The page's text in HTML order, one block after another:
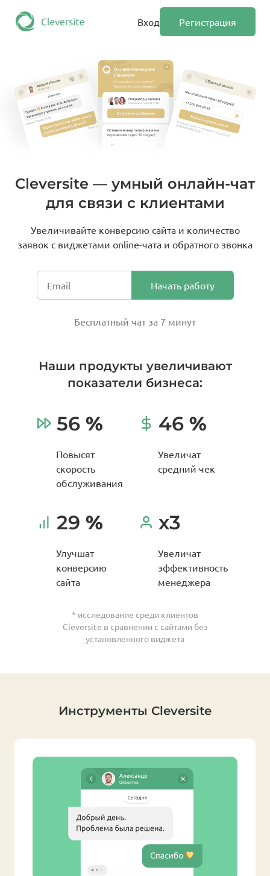
Вход Регистрация
Cleversite — умный онлайн-чат
для связи с клиентами
Увеличивайте конверсию сайта и количество
заявок с виджетами online-чата и обратного звонка
Начать работу
Бесплатный чат за 7 минут
Наши продукты увеличивают
показатели бизнеса:
56 %
Повысят
скорость
обслуживания
46 %
Увеличат
средний чек
29 %
Улучшат
конверсию
сайта
x3
Увеличат
эффективность
менеджера
* исследование среди клиентов
Cleversite в сравнении с сайтами без
установленного виджета
Инструменты Cleversite